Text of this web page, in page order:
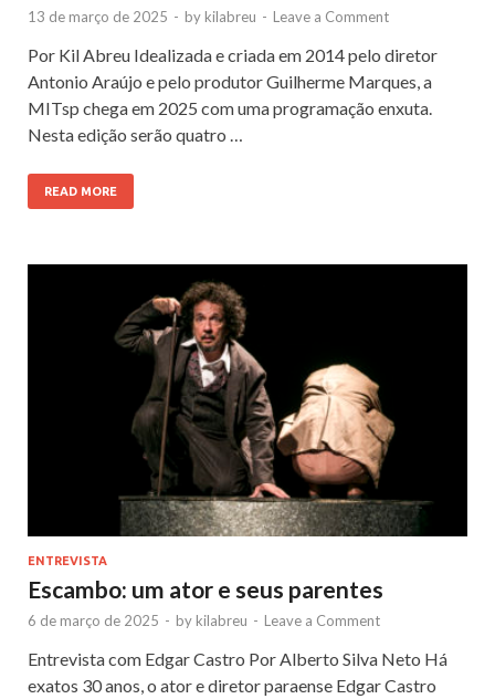
13 de março de 2025 - by kilabreu - Leave a Comment
Por Kil Abreu Idealizada e criada em 2014 pelo diretor
Antonio Araújo e pelo produtor Guilherme Marques, a
MITsp chega em 2025 com uma programação enxuta.
Nesta edição serão quatro …
READ MORE
ENTREVISTA
Escambo: um ator e seus parentes
6 de março de 2025 - by kilabreu - Leave a Comment
Entrevista com Edgar Castro Por Alberto Silva Neto Há
exatos 30 anos, o ator e diretor paraense Edgar Castro